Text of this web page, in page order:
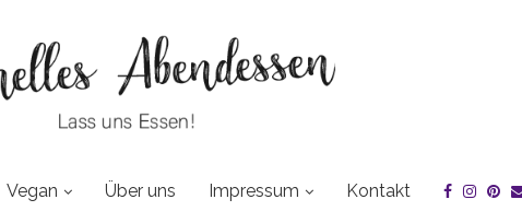
Vegan Über uns Impressum Kontakt